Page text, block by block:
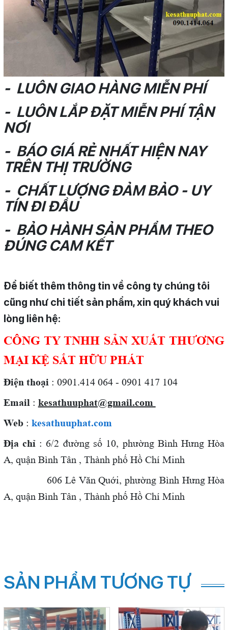
- LUÔN GIAO HÀNG MIỄN PHÍ
- LUÔN LẮP ĐẶT MIỄN PHÍ TẬN
NƠI
- BÁO GIÁ RẺ NHẤT HIỆN NAY
TRÊN THỊ TRƯỜNG
- CHẤT LƯỢNG ĐẢM BẢO - UY
TÍN ĐI ĐẦU
- BẢO HÀNH SẢN PHẨM THEO
ĐÚNG CAM KẾT
Để biết thêm thông tin về công ty chúng tôi
cũng như chi tiết sản phẩm, xin quý khách vui
lòng liên hệ:
CÔNG TY TNHH SẢN XUẤT THƯƠNG
MẠI KỆ SẮT HỮU PHÁT
Điện thoại : 0901.414 064 - 0901 417 104
Email : kesathuuphat@gmail.com
Web : kesathuuphat.com
Địa chỉ : 6/2 đường số 10, phường Bình Hưng Hòa
A, quận Bình Tân , Thành phố Hồ Chí Minh
606 Lê Văn Quới, phường Bình Hưng Hòa
A, quận Bình Tân , Thành phố Hồ Chí Minh
SẢN PHẨM TƯƠNG TỰ